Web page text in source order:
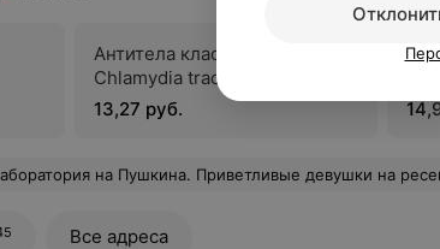
Антитела класса IgG к
Chlamydia trachomatis
13,27 руб.
оформляют анализы. Пришла с большим списком от врача. Плюс их врач подсказа еще пару тестов. Медсетра хорошо взяла кровь, успокоила, подняла настроение. Приятно, что после сдачи крови можно выпить кофе и продаются батончики
Все адреса